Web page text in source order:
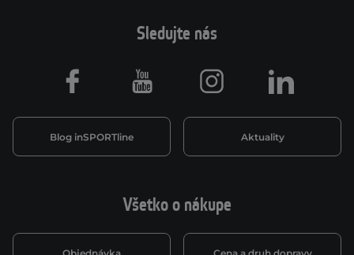
Všetko o nákupe
Sledujte nás
Blog inSPORTline Aktuality
Facebook Youtube Instagram LinkedIn